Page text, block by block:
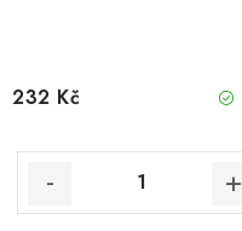
232 Kč